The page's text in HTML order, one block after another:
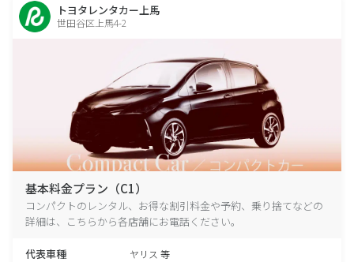
トヨタレンタカー上馬
世田谷区上馬4-2
基本料金プラン（C1）
コンパクトのレンタル、お得な割引料金や予約、乗り捨てなどの
詳細は、こちらから各店舗にお電話ください。
代表車種 ヤリス 等